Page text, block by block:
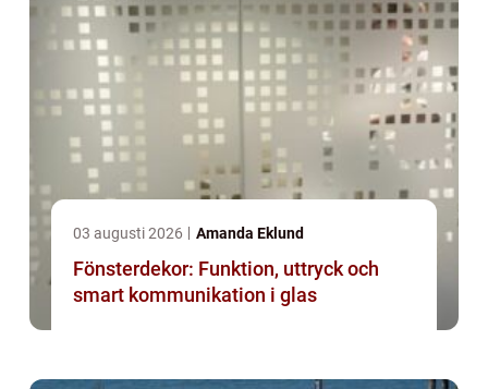
03 augusti 2026 Amanda Eklund
Fönsterdekor: Funktion, uttryck och
smart kommunikation i glas